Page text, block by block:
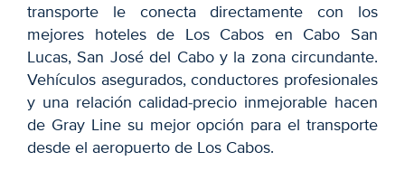
transporte le conecta directamente con los
mejores hoteles de Los Cabos en Cabo San
Lucas, San José del Cabo y la zona circundante.
Vehículos asegurados, conductores profesionales
y una relación calidad-precio inmejorable hacen
de Gray Line su mejor opción para el transporte
desde el aeropuerto de Los Cabos.